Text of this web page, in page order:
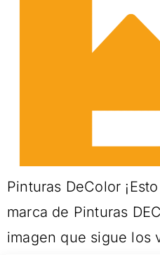
Pinturas DeColor
marca de Pinturas
imagen que sigue los